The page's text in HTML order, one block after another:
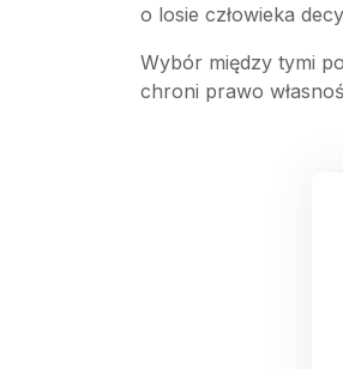
o losie człowieka
Wybór między tymi
chroni prawo